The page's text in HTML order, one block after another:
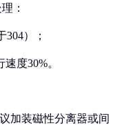
：
）；
度30%。
加装磁性分离器或间